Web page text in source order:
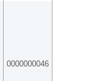
0000000046